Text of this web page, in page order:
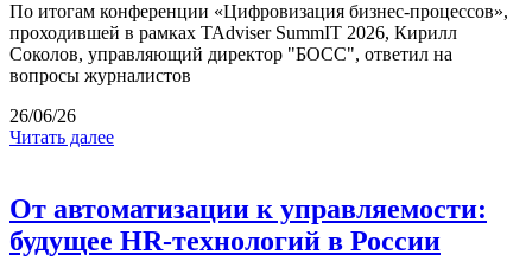
По итогам конференции «Цифровизация бизнес-процессов»,
проходившей в рамках TAdviser SummIT 2026, Кирилл
Соколов, управляющий директор "БОСС", ответил на
вопросы журналистов
26/06/26
Читать далее
От автоматизации к управляемости:
будущее HR-технологий в России